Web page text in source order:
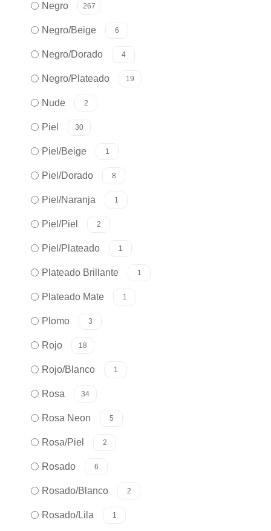
Negro 267
Negro/Beige 6
Negro/Dorado 4
Negro/Plateado 19
Nude 2
Piel 30
Piel/Beige 1
Piel/Dorado 8
Piel/Naranja 1
Piel/Piel 2
Piel/Plateado 1
Plateado Brillante 1
Plateado Mate 1
Plomo 3
Rojo 18
Rojo/Blanco 1
Rosa 34
Rosa Neon 5
Rosa/Piel 2
Rosado 6
Rosado/Blanco 2
Rosado/Lila 1